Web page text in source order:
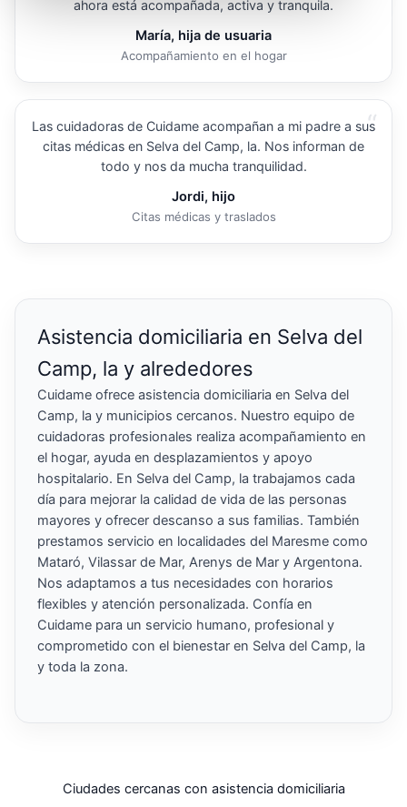
ahora está acompañada, activa y tranquila.
María, hija de usuaria
Acompañamiento en el hogar
“
Las cuidadoras de Cuidame acompañan a mi padre a sus
citas médicas en Selva del Camp, la. Nos informan de
todo y nos da mucha tranquilidad.
Jordi, hijo
Citas médicas y traslados
Asistencia domiciliaria en Selva del
Camp, la y alrededores
Cuidame ofrece asistencia domiciliaria en Selva del
Camp, la y municipios cercanos. Nuestro equipo de
cuidadoras profesionales realiza acompañamiento en
el hogar, ayuda en desplazamientos y apoyo
hospitalario. En Selva del Camp, la trabajamos cada
día para mejorar la calidad de vida de las personas
mayores y ofrecer descanso a sus familias. También
prestamos servicio en localidades del Maresme como
Mataró, Vilassar de Mar, Arenys de Mar y Argentona.
Nos adaptamos a tus necesidades con horarios
flexibles y atención personalizada. Confía en
Cuidame para un servicio humano, profesional y
comprometido con el bienestar en Selva del Camp, la
y toda la zona.
Ciudades cercanas con asistencia domiciliaria